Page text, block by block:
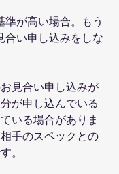
準が高い場合。もう
合い申し込みをしな
見合い申し込みが
が申し込んでいる
いる場合がありま
手のスペックとの
。